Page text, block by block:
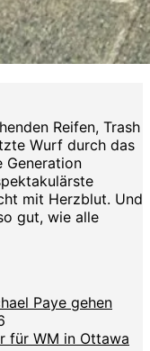
Reifen, Trash
Wurf durch das
Generation
mit Herzblut. Und
gut, wie alle
Paye gehen
für WM in Ottawa